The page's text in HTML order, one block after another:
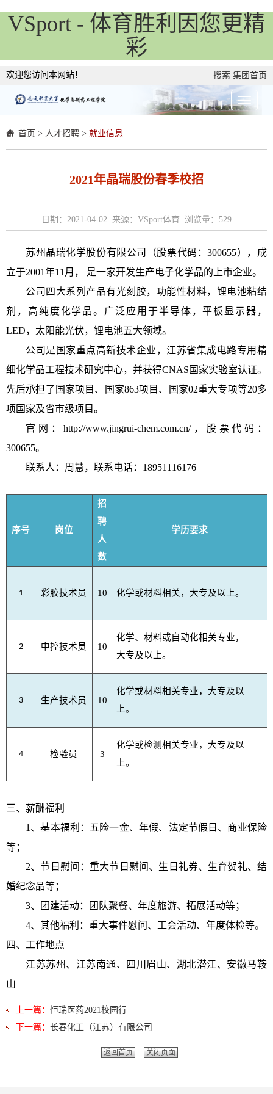
VSport - 体育胜利因您更精
彩
欢迎您访问本网站！ 搜索 集团首页
首页 > 人才招聘 > 就业信息
2021年晶瑞股份春季校招
日期：2021-04-02 来源：VSport体育 浏览量： 529
苏州晶瑞化学股份有限公司（股票代码：300655），成
立于2001年11 月，
是一家开发生产电子化学品的上市企业。
公司四大系列产品有光刻胶，功能性材料，锂电池粘结
剂，高纯度化学品。广泛应用于半导体，平板显示器，
LED，太阳能光伏，锂电池五大领域。
公司是国家重点高新技术企业，江苏省集成电路专用精
细化学品工程技术研究中心，并获得CNAS 国家实验室认证。
先后承担了国家项目、国家863项目、国家02重大专项等20多
项国家及省市级项目。
官网：http://www.jingrui-chem.com.cn/，股票代码：
300655。
联系人：周慧，联系电话： 18951116176
序号 岗位
招
聘
人
数
学历要求
1 彩胶技术员 10 化学或材料相关，大专及以上。
2 中控技术员 10
化学、材料或自动化相关专业，
大专及以上。
3 生产技术员 10
化学或材料相关专业，大专及以
上。
4 检验员 3
化学或检测相关专业，大专及以
上。
三、薪酬福利
1 、基本福利：五险一金、年假、法定节假日、商业保险
等；
2、节日慰问：重大节日慰问、生日礼券、生育贺礼、结
婚纪念品等；
3、团建活动：团队聚餐、年度旅游、拓展活动等；
4、其他福利：重大事件慰问、工会活动、年度体检等。
四、工作地点
江苏苏州、江苏南通、四川眉山、湖北潜江、安徽马鞍
山
上一篇： 恒瑞医药2021校园行
下一篇： 长春化工（江苏）有限公司
返回首页 关闭页面